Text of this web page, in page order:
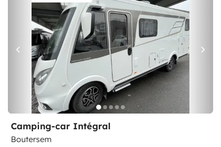
Camping-car Intégral
Boutersem